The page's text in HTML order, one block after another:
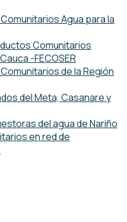
Agua para la
Comunitarios
-FECOSER
de la Región
del Meta, Casanare y
del agua de Nariño
en red de